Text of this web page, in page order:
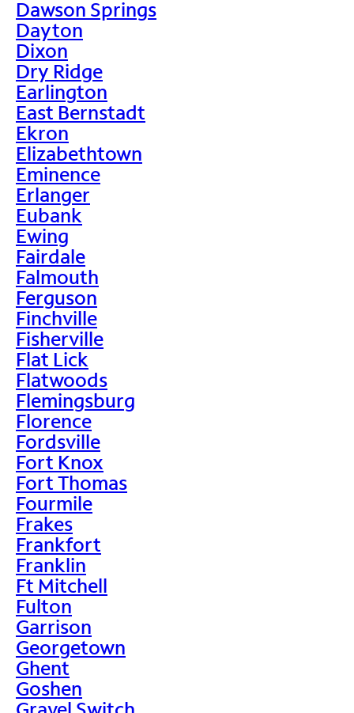
Dawson Springs
Dayton
Dixon
Dry Ridge
Earlington
East Bernstadt
Ekron
Elizabethtown
Eminence
Erlanger
Eubank
Ewing
Fairdale
Falmouth
Ferguson
Finchville
Fisherville
Flat Lick
Flatwoods
Flemingsburg
Florence
Fordsville
Fort Knox
Fort Thomas
Fourmile
Frakes
Frankfort
Franklin
Ft Mitchell
Fulton
Garrison
Georgetown
Ghent
Goshen